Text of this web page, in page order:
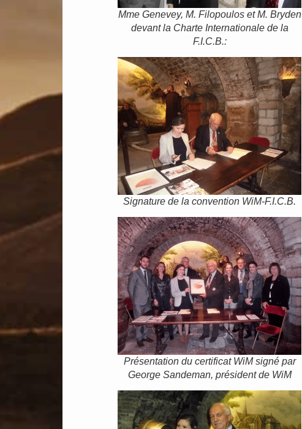
Mme Genevey, M. Filopoulos et M. Bryden
devant la Charte Internationale de la
F.I.C.B.:
Signature de la convention WiM-F.I.C.B.
Présentation du certificat WiM signé par
George Sandeman, président de WiM